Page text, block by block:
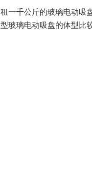
租一千公斤的玻璃电动吸
型玻璃电动吸盘的体型比